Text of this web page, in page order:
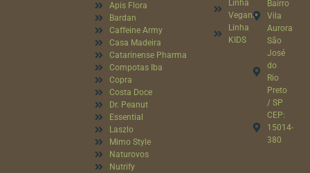
Apis Flora
Bardan
Caffeine Army
Casa Madeira
Catarinense Pharma
Compotas Iba
Copra
Costa Doce
Dr. Peanut
Essential
Laszlo
Mimo Style
Naturovos
Nutrify
Linha
Vegana
Linha
KIDS
Bairro
Vila
Aurora
São
José
do
Rio
Preto
/ SP
CEP:
15014-
380